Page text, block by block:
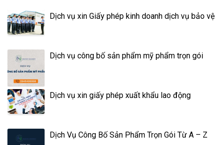
Dịch vụ xin Giấy phép kinh doanh dịch vụ bảo vệ
Dịch vụ công bố sản phẩm mỹ phẩm trọn gói
Dịch vụ xin giấy phép xuất khẩu lao động
Dịch Vụ Công Bố Sản Phẩm Trọn Gói Từ A – Z